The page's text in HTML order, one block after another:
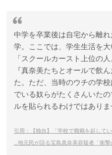
中学を卒業後は自宅から離
学。ここでは、学生生活を大
「スクールカースト上位の
『真奈美たちとオールで飲
た。ただ、当時のウチの学
でいる奴らがたくさんいた
ルを貼られるわけではありま
引用：【独自】「学校で癇癪を起して
…地元民が語る宝島真奈美容疑者「衝撃